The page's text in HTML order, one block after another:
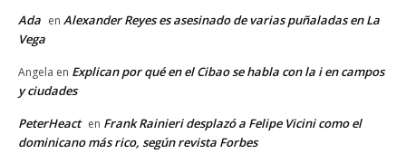
Ada en Alexander Reyes es asesinado de varias puñaladas en La
Vega
Angela en Explican por qué en el Cibao se habla con la i en campos
y ciudades
PeterHeact en Frank Rainieri desplazó a Felipe Vicini como el
dominicano más rico, según revista Forbes